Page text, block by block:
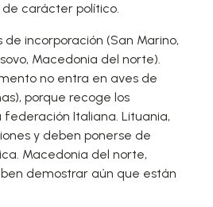
carácter político.
incorporación (San Marino,
Macedonia del norte).
no entra en aves de
porque recoge los
Italiana. Lituania,
y deben ponerse de
Macedonia del norte,
demostrar aún que están